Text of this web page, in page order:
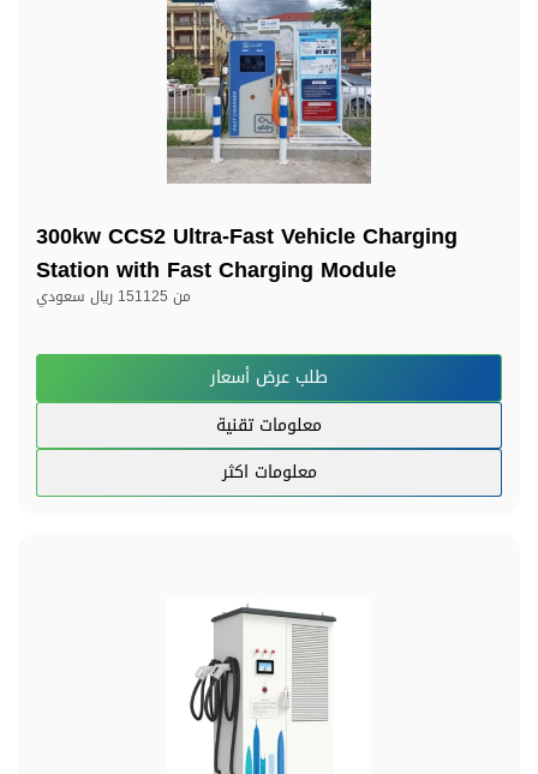
300kw CCS2 Ultra-Fast Vehicle Charging
Station with Fast Charging Module
من 151125 ريال سعودي
طلب عرض أسعار
معلومات تقنية
معلومات اكثر